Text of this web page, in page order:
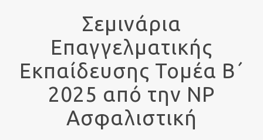
Σεμινάρια
Επαγγελματικής
Εκπαίδευσης Τομέα Β΄
2025 από την NP
Ασφαλιστική